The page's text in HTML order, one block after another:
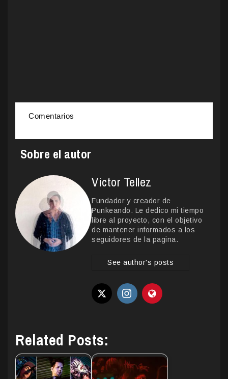
Comentarios
Sobre el autor
Victor Tellez
Fundador y creador de
Punkeando. Le dedico mi tiempo
libre al proyecto, con el objetivo
de mantener informados a los
seguidores de la pagina.
See author's posts
Related Posts: